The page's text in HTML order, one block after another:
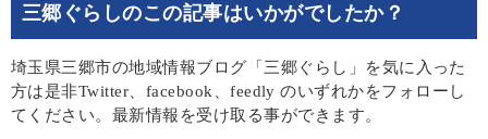
三郷ぐらしのこの記事はいかがでしたか？
埼玉県三郷市の地域情報ブログ「三郷ぐらし」を気に入った
方は是非Twitter、facebook、feedly のいずれかをフォローし
てください。最新情報を受け取る事ができます。